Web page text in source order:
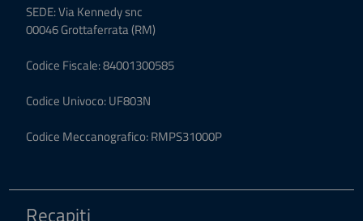
SEDE: Via Kennedy snc
00046 Grottaferrata (RM)
Codice Fiscale: 84001300585
Codice Univoco: UF803N
Codice Meccanografico: RMPS31000P
Recapiti